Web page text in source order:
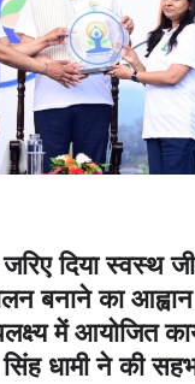
दिया स्वस्थ
बनाने का आह्वान
में आयोजित
धामी ने की